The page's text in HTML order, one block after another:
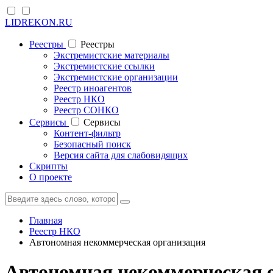
LIDREKON.RU
Реестры
Реестры
Экстремистские материалы
Экстремистские ссылки
Экстремистские организации
Реестр иноагентов
Реестр НКО
Реестр СОНКО
Cервисы
Cервисы
Контент-фильтр
Безопасный поиск
Версия сайта для слабовидящих
Скрипты
О проекте
Главная
Реестр НКО
Автономная некоммерческая организация